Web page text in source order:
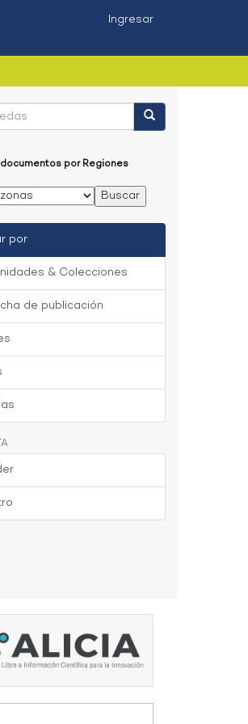
Ingresar
por Regiones
por
& Colecciones
de publicación